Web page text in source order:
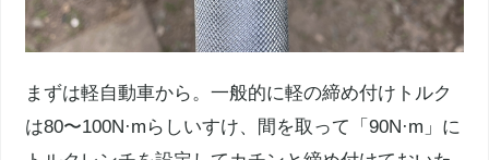
まずは軽自動車から。一般的に軽の締め付けトルク
は80〜100N·mらしいすけ、間を取って「90N·m」に